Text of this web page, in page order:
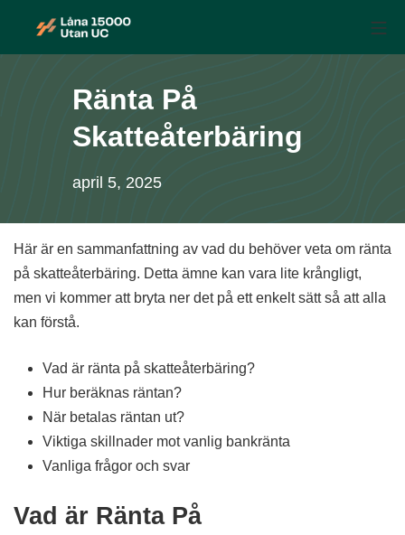
Låna 15 000 utan UC
Ränta På
Skatteåterbäring
april 5, 2025
Här är en sammanfattning av vad du behöver veta om ränta
på skatteåterbäring. Detta ämne kan vara lite krångligt,
men vi kommer att bryta ner det på ett enkelt sätt så att alla
kan förstå.
Vad är ränta på skatteåterbäring?
Hur beräknas räntan?
När betalas räntan ut?
Viktiga skillnader mot vanlig bankränta
Vanliga frågor och svar
Vad är Ränta På